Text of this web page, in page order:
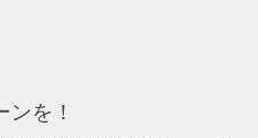
ンを！